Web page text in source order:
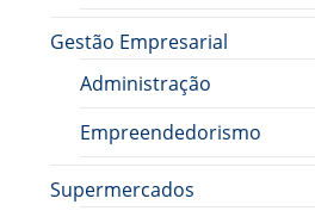
Gestão Empresarial
Administração
Empreendedorismo
Supermercados